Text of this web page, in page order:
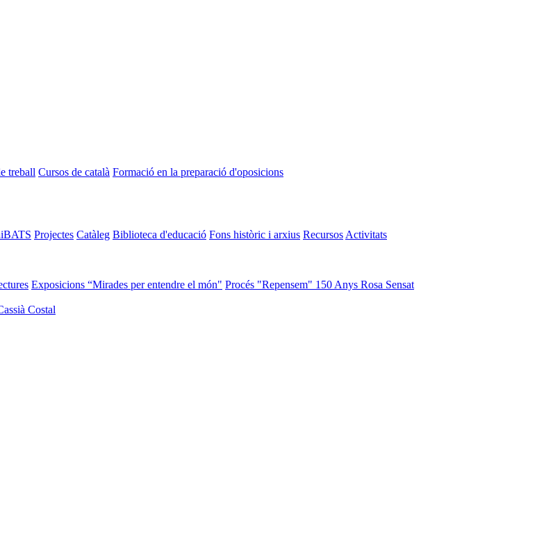
treball Cursos de català Formació en la preparació d'oposicions
Projectes Catàleg Biblioteca d'educació Fons històric i arxius Recursos Activitats
Exposicions “Mirades per entendre el món" Procés "Repensem" 150 Anys Rosa Sensat
Costal